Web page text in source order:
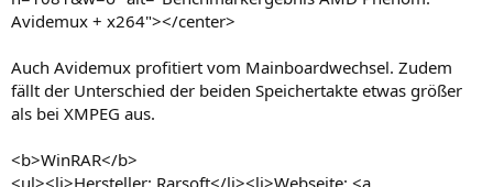
Avidemux + x264"></center>
Auch Avidemux profitiert vom Mainboardwechsel. Zudem
fällt der Unterschied der beiden Speichertakte etwas größer
als bei XMPEG aus.
<b>WinRAR</b>
<ul><li>Hersteller: Rarsoft</li><li>Webseite: <a